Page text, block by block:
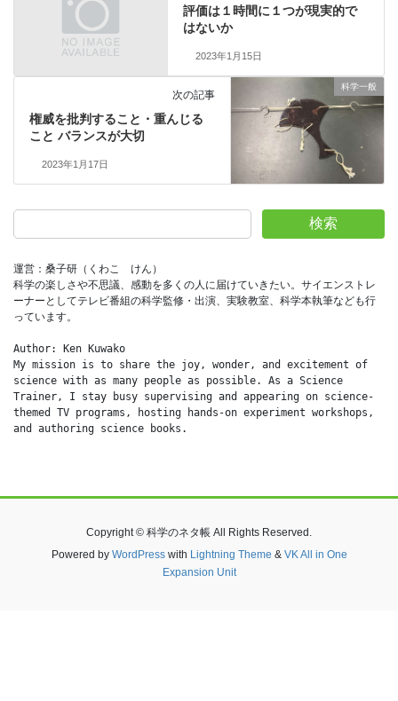
評価は１時間に１つが現実的で
はないか
2023年1月15日
科学一般
次の記事
権威を批判すること・重んじる
こと バランスが大切
2023年1月17日
検索
運営：桑子研（くわこ　けん）
科学の楽しさや不思議、感動を多くの人に届けていきたい。サイエンストレ
ーナーとしてテレビ番組の科学監修・出演、実験教室、科学本執筆なども行
っています。
Author: Ken Kuwako
My mission is to share the joy, wonder, and excitement of
science with as many people as possible. As a Science
Trainer, I stay busy supervising and appearing on science-
themed TV programs, hosting hands-on experiment workshops,
and authoring science books.
Copyright © 科学のネタ帳 All Rights Reserved.
Powered by WordPresswith Lightning Theme & VK All in One
Expansion Unit